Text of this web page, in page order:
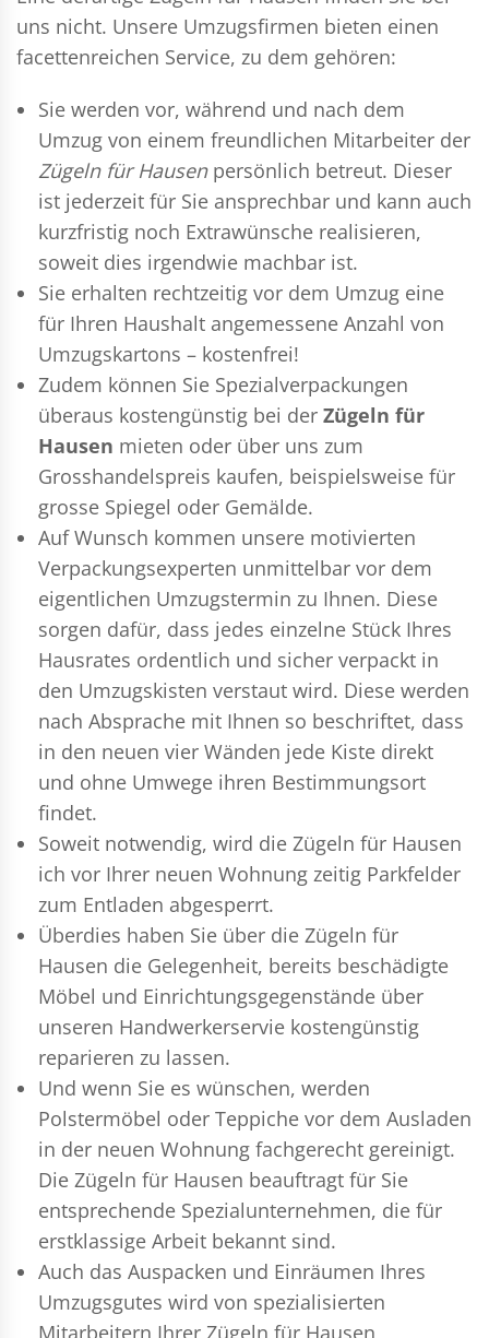
uns nicht. Unsere Umzugsfirmen bieten einen
facettenreichen Service, zu dem gehören:
Sie werden vor, während und nach dem
Umzug von einem freundlichen Mitarbeiter der
Zügeln für Hausenpersönlich betreut. Dieser
ist jederzeit für Sie ansprechbar und kann auch
kurzfristig noch Extrawünsche realisieren,
soweit dies irgendwie machbar ist.
Sie erhalten rechtzeitig vor dem Umzug eine
für Ihren Haushalt angemessene Anzahl von
Umzugskartons – kostenfrei!
Zudem können Sie Spezialverpackungen
überaus kostengünstig bei der Zügeln für
Hausen mieten oder über uns zum
Grosshandelspreis kaufen, beispielsweise für
grosse Spiegel oder Gemälde.
Auf Wunsch kommen unsere motivierten
Verpackungsexperten unmittelbar vor dem
eigentlichen Umzugstermin zu Ihnen. Diese
sorgen dafür, dass jedes einzelne Stück Ihres
Hausrates ordentlich und sicher verpackt in
den Umzugskisten verstaut wird. Diese werden
nach Absprache mit Ihnen so beschriftet, dass
in den neuen vier Wänden jede Kiste direkt
und ohne Umwege ihren Bestimmungsort
findet.
Soweit notwendig, wird die Zügeln für Hausen
ich vor Ihrer neuen Wohnung zeitig Parkfelder
zum Entladen abgesperrt.
Überdies haben Sie über die Zügeln für
Hausen die Gelegenheit, bereits beschädigte
Möbel und Einrichtungsgegenstände über
unseren Handwerkerservie kostengünstig
reparieren zu lassen.
Und wenn Sie es wünschen, werden
Polstermöbel oder Teppiche vor dem Ausladen
in der neuen Wohnung fachgerecht gereinigt.
Die Zügeln für Hausen beauftragt für Sie
entsprechende Spezialunternehmen, die für
erstklassige Arbeit bekannt sind.
Auch das Auspacken und Einräumen Ihres
Umzugsgutes wird von spezialisierten
Mitarbeitern Ihrer Zügeln für Hausen